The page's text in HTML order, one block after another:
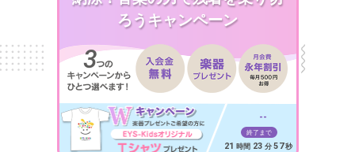
ろうキャンペーン
--
終了まで
21 時間 23 分 55 秒